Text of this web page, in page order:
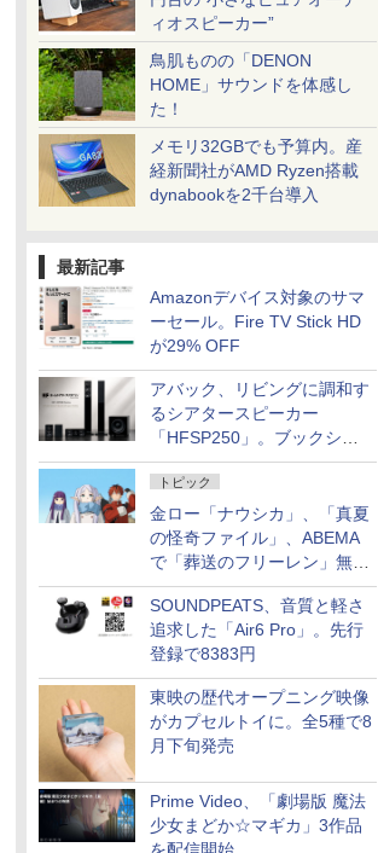
ィオスピーカー”
鳥肌ものの「DENON
HOME」サウンドを体感し
た！
メモリ32GBでも予算内。産
経新聞社がAMD Ryzen搭載
dynabookを2千台導入
最新記事
Amazonデバイス対象のサマ
ーセール。Fire TV Stick HD
が29% OFF
アバック、リビングに調和す
るシアタースピーカー
「HFSP250」。ブックシェ
ルフはペア3万円以下
トピック
金ロー「ナウシカ」、「真夏
の怪奇ファイル」、ABEMA
で「葬送のフリーレン」無料
配信など。夏の特番・配信情
報
SOUNDPEATS、音質と軽さ
追求した「Air6 Pro」。先行
登録で8383円
東映の歴代オープニング映像
がカプセルトイに。全5種で8
月下旬発売
Prime Video、「劇場版 魔法
少女まどか☆マギカ」3作品